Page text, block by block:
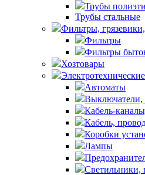
Трубы
Трубы стальные
Фильтры,
Фильтры
Фильтры
Хозтовары
Автоматы
Выключатели,
Кабель-
Кабель,
Коробки
Лампы
Светильники,